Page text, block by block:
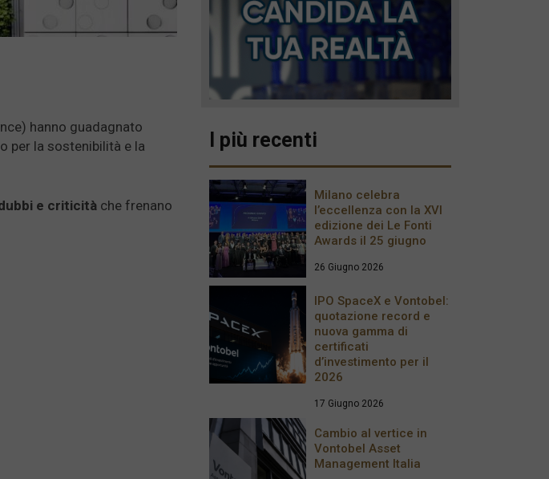
hanno guadagnato
per la sostenibilità e la
e criticità che frenano
I più recenti
Milano celebra
l’eccellenza con la XVI
edizione dei Le Fonti
Awards il 25 giugno
26 Giugno 2026
IPO SpaceX e Vontobel:
quotazione record e
nuova gamma di
certificati
d’investimento per il
2026
17 Giugno 2026
Cambio al vertice in
Vontobel Asset
Management Italia